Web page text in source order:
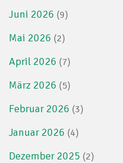
Juni 2026 (9)
Mai 2026 (2)
April 2026 (7)
März 2026 (5)
Februar 2026 (3)
Januar 2026 (4)
Dezember 2025 (2)